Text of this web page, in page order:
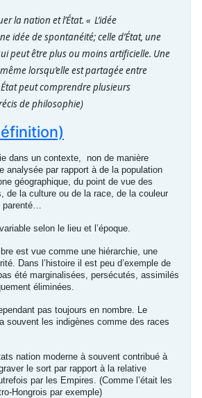
la nation et l’État. « L’idée
idée de spontanéité; celle d’État, une
peut être plus ou moins artificielle. Une
lorsqu’elle est partagée entre
peut comprendre plusieurs
de philosophie)
dans un contexte, non de manière
analysée par rapport à de la population
géographique, du point de vue des
de la culture ou de la race, de la couleur
selon le lieu et l’époque.
est vue comme une hiérarchie, une
Dans l’histoire il est peu d’exemple de
été marginalisées, persécutés, assimilés
éliminées.
pas toujours en nombre. Le
souvent les indigènes comme des races
nation moderne à souvent contribué à
le sort par rapport à la relative
par les Empires. (Comme l’était les
Hongrois par exemple)